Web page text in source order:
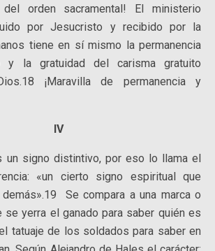
orden sacramental! El ministerio
por Jesucristo y recibido por la
tiene en sí mismo la permanencia
la gratuidad del carisma gratuito
¡Maravilla de permanencia y
IV
signo distintivo, por eso lo llama el
«un cierto signo espiritual que
Se compara a una marca o
se yerra el ganado para saber quién es
tatuaje de los soldados para saber en